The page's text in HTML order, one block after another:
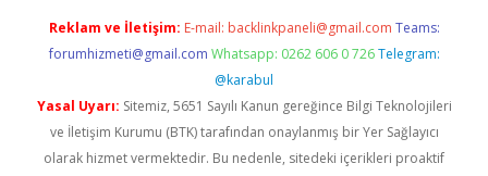
Reklam ve İletişim: E-mail: backlinkpaneli@gmail.com Teams:
forumhizmeti@gmail.com Whatsapp: 0262 606 0 726 Telegram:
@karabul
Yasal Uyarı: Sitemiz, 5651 Sayılı Kanun gereğince Bilgi Teknolojileri
ve İletişim Kurumu (BTK) tarafından onaylanmış bir Yer Sağlayıcı
olarak hizmet vermektedir. Bu nedenle, sitedeki içerikleri proaktif